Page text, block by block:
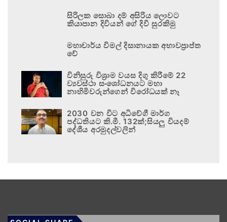
සිරිලක සොබා දම් අසිරිය ලොවට
කියාපාන දිවියන් ගේ දිවි සුරකිමු
මහාචාර්ය විමල් දිසානායක අභාවප්‍රාප්ත
වේ
විනිසුරු විශ්‍රාම වයස දිගු කිරීමේ 22
ව්‍යවස්ථා සංශෝධනයට මහා
නාහිමිවරුන්ගෙන් විරෝධයක් නෑ
2030 වන විට අධිවේගී මාර්ග
පද්ධතියට කි.මී. 132ක්;සියලු වියදම්
දේශීය අරමුදල්වලින්